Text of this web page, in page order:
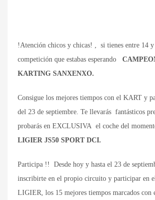
!Atención chicos y chicas! , si tienes entre 14 y
competición que estabas esperando
KARTING SANXENXO.
Consigue los mejores tiempos con el KART y
del 23 de septiembre. Te llevarás fantásticos
probarás en EXCLUSIVA el coche del
LIGIER JS50 SPORT DCI.
Participa !! Desde hoy y hasta el 23 de
inscribirte en el propio circuito y participar en
LIGIER, los 15 mejores tiempos marcados con